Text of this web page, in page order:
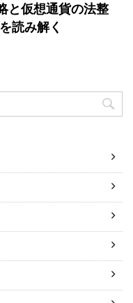
と仮想通貨の法整
読み解く